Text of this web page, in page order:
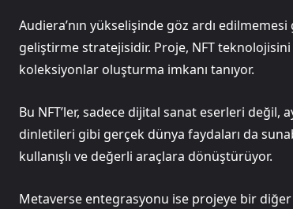
Audiera’nın yükselişinde göz ardı
geliştirme stratejisidir. Proje, NFT
koleksiyonlar oluşturma imkanı tanıyor.
Bu NFT’ler, sadece dijital sanat eserleri
dinletileri gibi gerçek dünya faydaları da
kullanışlı ve değerli araçlara dönüştürüyor.
Metaverse entegrasyonu ise projeye bir diğer